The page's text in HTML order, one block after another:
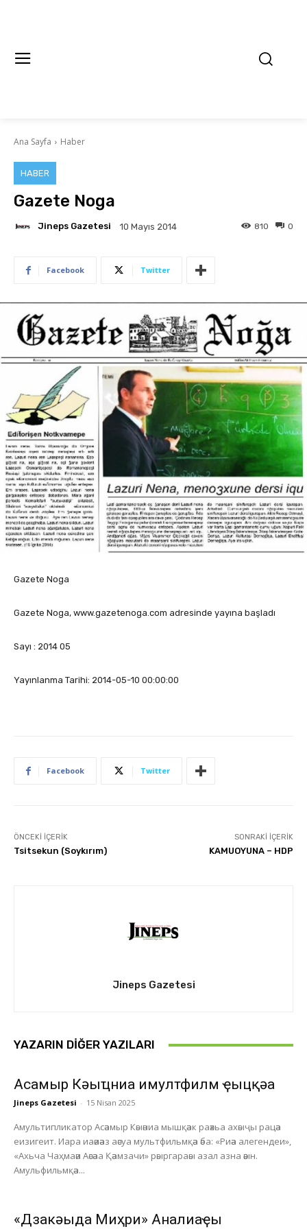
Ana Sayfa Haber
HABER
Gazete Noga
Jineps Gazetesi 10 Mayıs 2014 0
810
Facebook Twitter
Gazete Noga
Gazete Noga, www.gazetenoga.com adresinde yayına başladı
Sayı : 2014 05
Yayınlanma Tarihi: 2014-05-10 00:00:00
Facebook Twitter
ÖNCEKI İÇERIK
Tsitsekun (Soykırım)
SONRAKI İÇERIK
KAMUOYUNA – HDP
Jineps Gazetesi
YAZARIN DIĞER YAZILARI
Асҭамыр Кәыҵниа имултфилм ҿыцқәа
Jineps Gazetesi - 15 Nisan 2025
Амультипликатор Асәамыр Кәыәниа мышқәак раәхьа ахәыҷы рацәа
еизигеит. Иара иаәиәаз аәсуа мультфильмқәа әба: «Риәа алегендеи»,
«Ахьча Чаҳмаәи Аәсәаа Қәамзачи» рәыргараәы азал азна әәын.
Амульфильмқәа...
«Дзакәыда Миҳри» Анҭалиаҿы